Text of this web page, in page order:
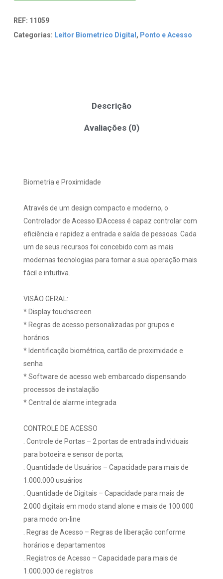
REF: 11059
Categorias: Leitor Biometrico Digital , Ponto e Acesso
Descrição
Avaliações (0)
Biometria e Proximidade
Através de um design compacto e moderno, o
Controlador de Acesso IDAccess é capaz controlar com
eficiência e rapidez a entrada e saída de pessoas. Cada
um de seus recursos foi concebido com as mais
modernas tecnologias para tornar a sua operação mais
fácil e intuitiva.
VISÃO GERAL:
* Display touchscreen
* Regras de acesso personalizadas por grupos e
horários
* Identificação biométrica, cartão de proximidade e
senha
* Software de acesso web embarcado dispensando
processos de instalação
* Central de alarme integrada
CONTROLE DE ACESSO
. Controle de Portas – 2 portas de entrada individuais
para botoeira e sensor de porta;
. Quantidade de Usuários – Capacidade para mais de
1.000.000 usuários
. Quantidade de Digitais – Capacidade para mais de
2.000 digitais em modo stand alone e mais de 100.000
para modo on-line
. Regras de Acesso – Regras de liberação conforme
horários e departamentos
. Registros de Acesso – Capacidade para mais de
1.000.000 de registros